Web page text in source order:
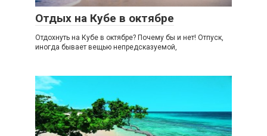
Отдых на Кубе в октябре
Отдохнуть на Кубе в октябре? Почему бы и нет! Отпуск,
иногда бывает вещью непредсказуемой,